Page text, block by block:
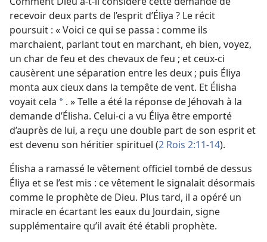
recevoir deux parts de l’esprit d’Éliya ? Le récit
poursuit : « Voici ce qui se passa : comme ils
marchaient, parlant tout en marchant, eh bien, voyez,
un char de feu et des chevaux de feu ; et ceux-ci
causèrent une séparation entre les deux ; puis Éliya
monta aux cieux dans la tempête de vent. Et Élisha
voyait cela * . » Telle a été la réponse de Jéhovah à la
demande d’Élisha. Celui-ci a vu Éliya être emporté
d’auprès de lui, a reçu une double part de son esprit et
est devenu son héritier spirituel (2 Rois 2:11-14).
Élisha a ramassé le vêtement officiel tombé de dessus
Éliya et se l’est mis : ce vêtement le signalait désormais
comme le prophète de Dieu. Plus tard, il a opéré un
miracle en écartant les eaux du Jourdain, signe
supplémentaire qu’il avait été établi prophète.